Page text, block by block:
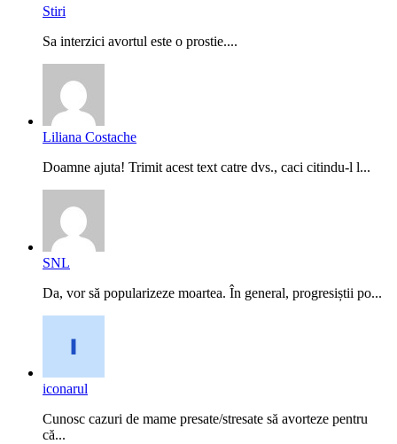
Stiri
Sa interzici avortul este o prostie....
Liliana Costache
Doamne ajuta! Trimit acest text catre dvs., caci citindu-l l...
SNL
Da, vor să popularizeze moartea. În general, progresiștii po...
iconarul
Cunosc cazuri de mame presate/stresate să avorteze pentru
că...